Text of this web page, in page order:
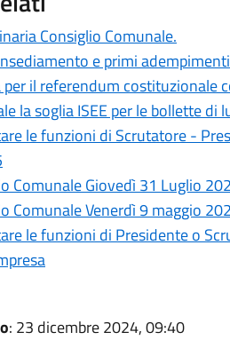
Consiglio Comunale.
e primi
per il referendum costituzionale
la soglia ISEE per le bollette di
le funzioni di Scrutatore -
Comunale Giovedì 31 Luglio
Comunale Venerdì 9 maggio
le funzioni di Presidente o
: 23 dicembre 2024, 09:40